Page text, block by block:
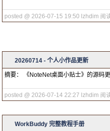
posted @ 2026-07-15 19:50 lzhdim 阅
20260714 - 个人小作品更新
摘要： 《NoteNet桌面小贴士》的源码
posted @ 2026-07-14 22:27 lzhdim 阅
WorkBuddy 完整教程手册